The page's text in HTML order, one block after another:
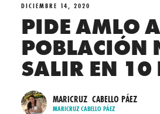
DICIEMBRE 14, 2020
PIDE AMLO A
POBLACIÓN
SALIR EN 10
MARICRUZ CABELLO PÁEZ
MARICRUZ CABELLO PÁEZ